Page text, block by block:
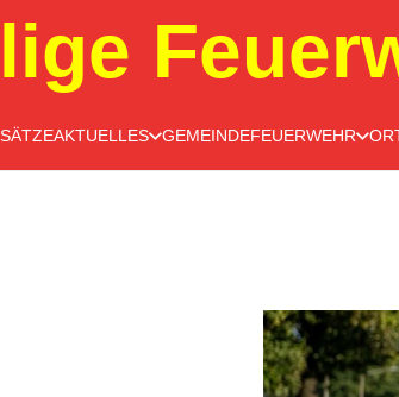
AKTUELLES GEMEINDEFEUERWEHR